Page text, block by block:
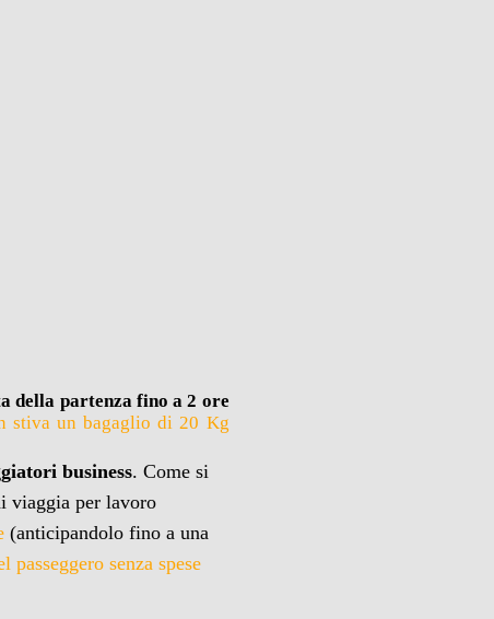
della partenza fino a 2 ore
stiva un bagaglio di 20 Kg
business. Come si
viaggia per lavoro
(anticipandolo fino a una
senza spese